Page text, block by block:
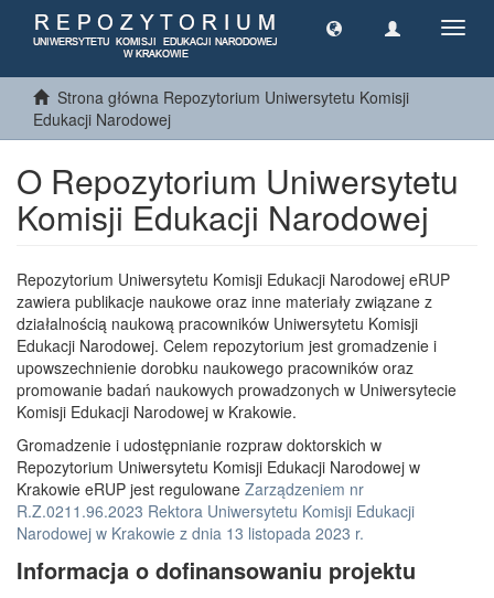
Strona główna Repozytorium Uniwersytetu Komisji
Edukacji Narodowej
O Repozytorium Uniwersytetu
Komisji Edukacji Narodowej
Repozytorium Uniwersytetu Komisji Edukacji Narodowej eRUP
zawiera publikacje naukowe oraz inne materiały związane z
działalnością naukową pracowników Uniwersytetu Komisji
Edukacji Narodowej. Celem repozytorium jest gromadzenie i
upowszechnienie dorobku naukowego pracowników oraz
promowanie badań naukowych prowadzonych w Uniwersytecie
Komisji Edukacji Narodowej w Krakowie.
Gromadzenie i udostępnianie rozpraw doktorskich w
Repozytorium Uniwersytetu Komisji Edukacji Narodowej w
Krakowie eRUP jest regulowane Zarządzeniem nr
R.Z.0211.96.2023 Rektora Uniwersytetu Komisji Edukacji
Narodowej w Krakowie z dnia 13 listopada 2023 r.
Informacja o dofinansowaniu projektu